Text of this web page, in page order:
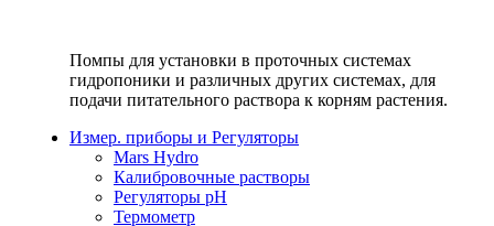
Помпы для установки в проточных системах
гидропоники и различных других системах, для
подачи питательного раствора к корням растения.
Измер. приборы и Регуляторы
Mars Hydro
Калибровочные растворы
Регуляторы рН
Термометр